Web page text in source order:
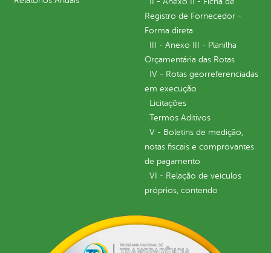
Registro de Fornecedor -
Forma direta
III - Anexo III - Planilha
Orçamentária das Rotas
IV - Rotas georreferenciadas
em execução
Licitações
Termos Aditivos
V - Boletins de medição,
notas fiscais e comprovantes
de pagamento
VI - Relação de veículos
próprios, contendo